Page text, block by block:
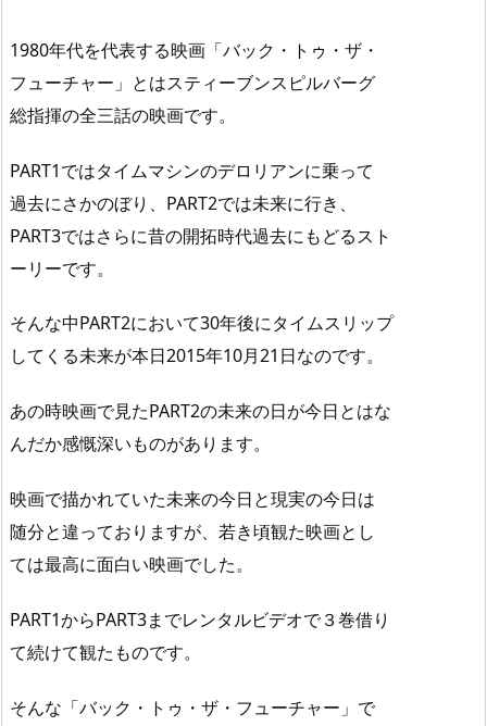
1980年代を代表する映画「バック・トゥ・ザ・
フューチャー」とはスティーブンスピルバーグ
総指揮の全三話の映画です。
PART1ではタイムマシンのデロリアンに乗って
過去にさかのぼり、PART2では未来に行き、
PART3ではさらに昔の開拓時代過去にもどるスト
ーリーです。
そんな中PART2において30年後にタイムスリップ
してくる未来が本日2015年10月21日なのです。
あの時映画で見たPART2の未来の日が今日とはな
んだか感慨深いものがあります。
映画で描かれていた未来の今日と現実の今日は
随分と違っておりますが、若き頃観た映画とし
ては最高に面白い映画でした。
PART1からPART3までレンタルビデオで３巻借り
て続けて観たものです。
そんな「バック・トゥ・ザ・フューチャー」で